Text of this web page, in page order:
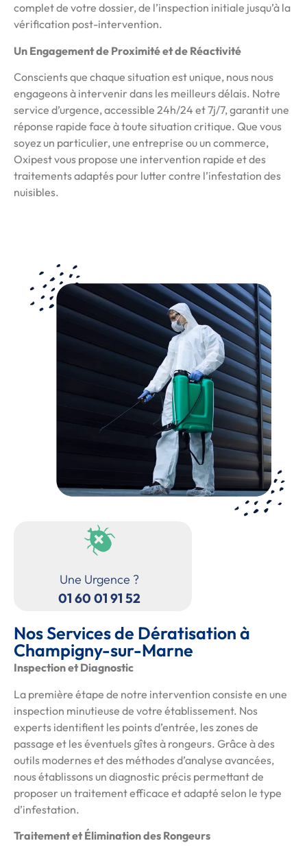
complet de votre dossier, de l’inspection initiale jusqu’à la
vérification post-intervention.
Un Engagement de Proximité et de Réactivité
Conscients que chaque situation est unique, nous nous
engageons à intervenir dans les meilleurs délais. Notre
service d’urgence, accessible 24h/24 et 7j/7, garantit une
réponse rapide face à toute situation critique. Que vous
soyez un particulier, une entreprise ou un commerce,
Oxipest vous propose une intervention rapide et des
traitements adaptés pour lutter contre l’infestation des
nuisibles.
Une Urgence ?
01 60 01 91 52
Nos Services de Dératisation à
Champigny-sur-Marne
Inspection et Diagnostic
La première étape de notre intervention consiste en une
inspection minutieuse de votre établissement. Nos
experts identifient les points d’entrée, les zones de
passage et les éventuels gîtes à rongeurs. Grâce à des
outils modernes et des méthodes d’analyse avancées,
nous établissons un diagnostic précis permettant de
proposer un traitement efficace et adapté selon le type
d’infestation.
Traitement et Élimination des Rongeurs